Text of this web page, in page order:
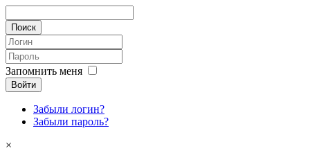
Запомнить меня
Войти
Забыли логин?
Забыли пароль?
×